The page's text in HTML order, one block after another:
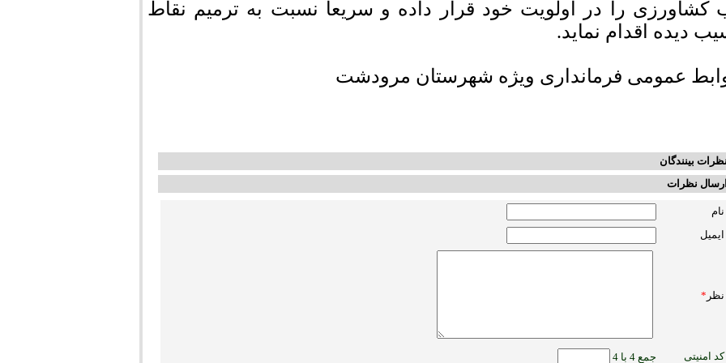
کشاورزی را در اولویت خود قرار داده و سریعاً نسبت به ترمیم نقاط
دیده اقدام نماید.
عمومی فرمانداری ویژه شهرستان مرودشت
نظرات بینندگان
ارسال نظرات
نام
ایمیل
نظر *
کد امنیتی جمع 4 با 4